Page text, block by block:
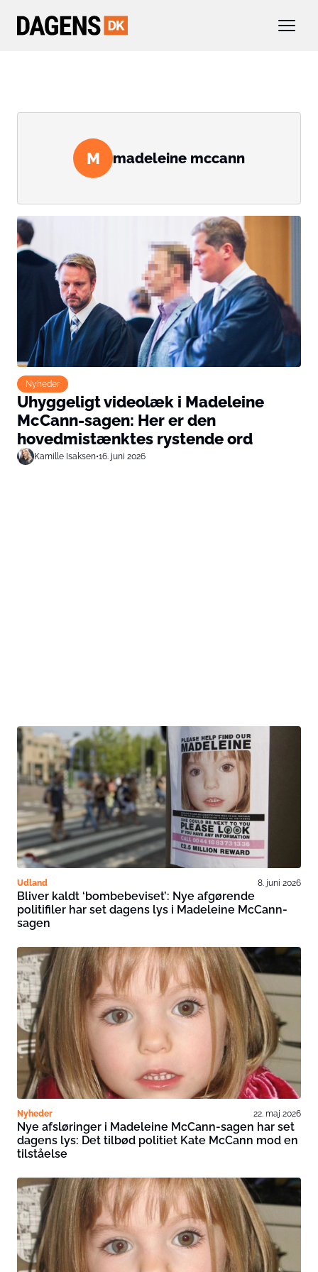
M madeleine mccann
Nyheder
Uhyggeligt videolæk i Madeleine
McCann-sagen: Her er den
hovedmistænktes rystende ord
Kamille Isaksen•16. juni 2026
Udland 8. juni 2026
Bliver kaldt ‘bombebeviset’: Nye afgørende
politifiler har set dagens lys i Madeleine McCann-
sagen
Nyheder 22. maj 2026
Nye afsløringer i Madeleine McCann-sagen har set
dagens lys: Det tilbød politiet Kate McCann mod en
tilståelse